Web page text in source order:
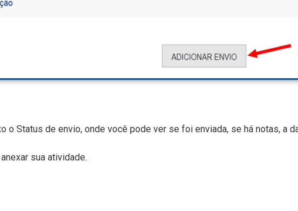
o Status de envio, onde você pode ver se foi enviada, se há notas, a
sua atividade.